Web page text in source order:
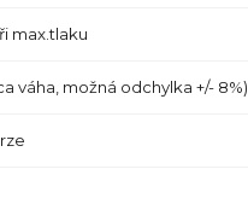
max.tlaku
váha, možná odchylka +/- 8%)